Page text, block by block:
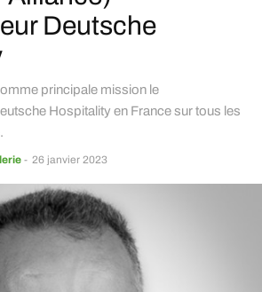
Deutsche
principale mission le
Hospitality en France sur tous les
- 26 janvier 2023